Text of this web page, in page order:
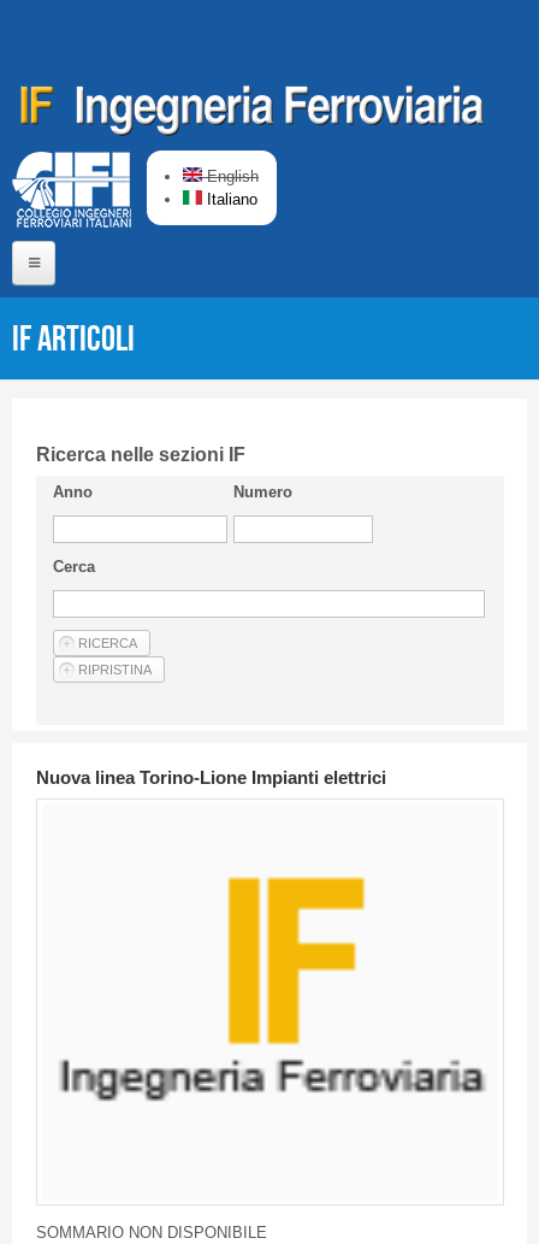
English
Italiano
CIFI in breve
Linee Guida
Privacy Policy
Articoli
IF Articoli
Ricerca nelle sezioni IF
Anno Numero
Cerca
Nuova linea Torino-Lione Impianti elettrici
SOMMARIONON DISPONIBILE